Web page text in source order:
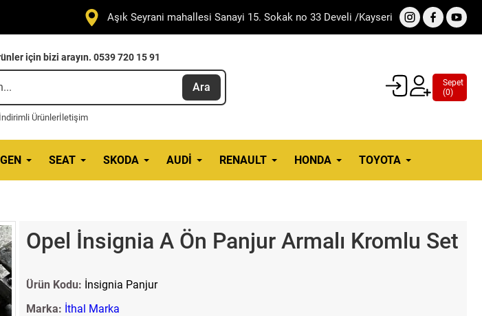
Aşık Seyrani mahallesi Sanayi 15. Sokak no 33 Develi /Kayseri
için bizi arayın. 0539 720 15 91
Ara
Ürünlerİletişim
Sepet
(0)
SEAT SKODA AUDI RENAULT HONDA TOYOTA
Opel İnsignia A Ön Panjur Armalı Kromlu Set
Ürün Kodu: İnsignia Panjur
Marka: İthal Marka